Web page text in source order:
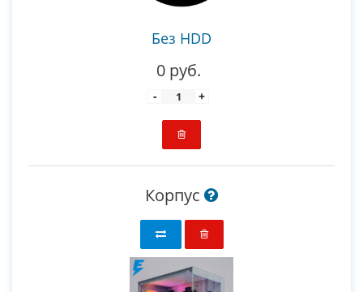
Без HDD
0 руб.
- +
Корпус